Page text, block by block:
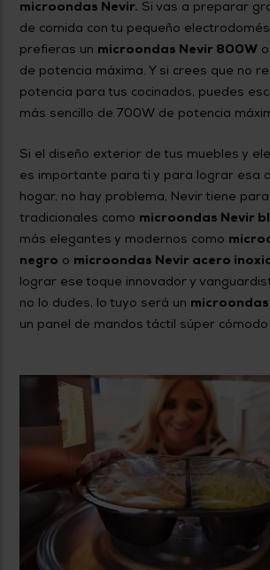
microondas Nevir. Si vas a preparar
de comida con tu pequeño
prefieras un microondas Nevir 800W
de potencia máxima. Y si crees que no
potencia para tus cocinados, puedes
más sencillo de 700W de potencia
Si el diseño exterior de tus muebles y
es importante para ti y para lograr esa
hogar, no hay problema, Nevir tiene
tradicionales como microondas Nevir
más elegantes y modernos como
negro o microondas Nevir acero
lograr ese toque innovador y
no lo dudes, lo tuyo será un
un panel de mandos táctil súper